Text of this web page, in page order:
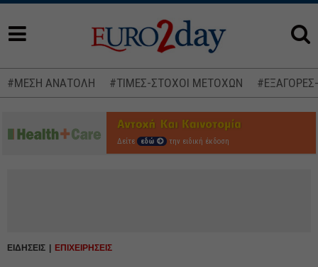
#ΜΕΣΗ ΑΝΑΤΟΛΗ #ΤΙΜΕΣ-ΣΤΟΧΟΙ ΜΕΤΟΧΩΝ
Δείτε εδώ την ειδική έκδοση
ΕΙΔΗΣΕΙΣ ΕΠΙΧΕΙΡΗΣΕΙΣ